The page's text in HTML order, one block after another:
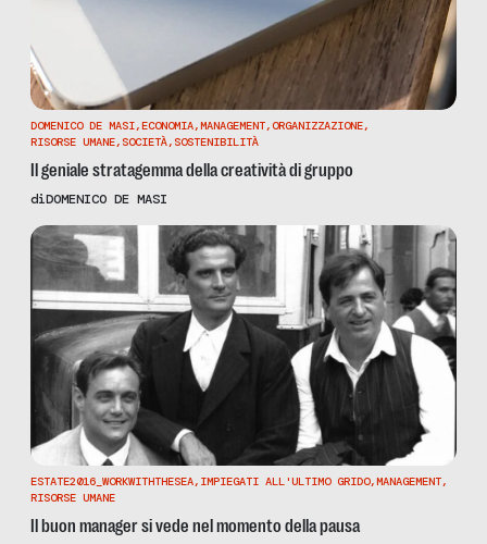
DOMENICO DE MASI,ECONOMIA,MANAGEMENT,ORGANIZZAZIONE,
RISORSE UMANE, SOCIETÀ, SOSTENIBILITÀ
Il geniale stratagemma della creatività di gruppo
diDOMENICO DE MASI
ESTATE2016_WORKWITHTHESEA, IMPIEGATI ALL'ULTIMO GRIDO,MANAGEMENT,
RISORSE UMANE
Il buon manager si vede nel momento della pausa